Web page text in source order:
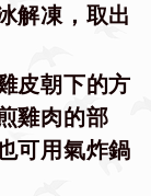
解凍，取出
皮朝下的方
雞肉的部
可用氣炸鍋